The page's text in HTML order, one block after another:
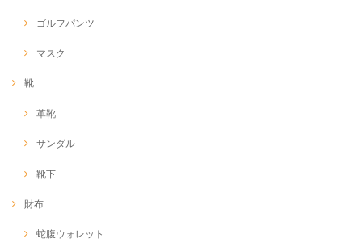
ゴルフパンツ
マスク
靴
革靴
サンダル
靴下
財布
蛇腹ウォレット